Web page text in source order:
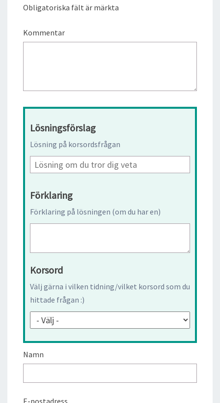
Obligatoriska fält är märkta
Kommentar
Lösningsförslag
Lösning på korsordsfrågan
Förklaring
Förklaring på lösningen (om du har en)
Korsord
Välj gärna i vilken tidning/vilket korsord som du
hittade frågan :)
Namn
E-postadress